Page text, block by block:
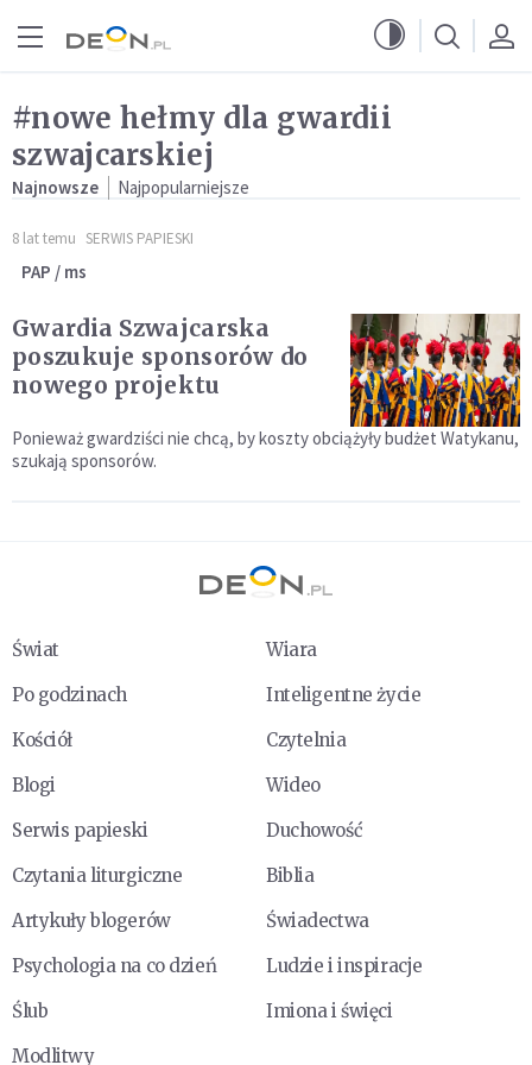
#nowe hełmy dla gwardii
szwajcarskiej
Najnowsze Najpopularniejsze
8 lat temu SERWIS PAPIESKI
PAP / ms
Gwardia Szwajcarska
poszukuje sponsorów do
nowego projektu
Ponieważ gwardziści nie chcą, by koszty obciążyły budżet Watykanu,
szukają sponsorów.
Świat
Wiara
Po godzinach
Inteligentne życie
Kościół
Czytelnia
Blogi
Wideo
Serwis papieski
Duchowość
Czytania liturgiczne
Biblia
Artykuły blogerów
Świadectwa
Psychologia na co dzień
Ludzie i inspiracje
Ślub
Imiona i święci
Modlitwy